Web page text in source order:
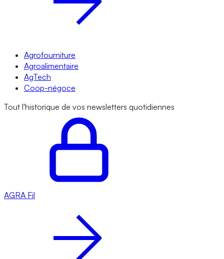
Agrofourniture
Agroalimentaire
AgTech
Coop-négoce
Tout l'historique de vos newsletters quotidiennes
AGRA Fil